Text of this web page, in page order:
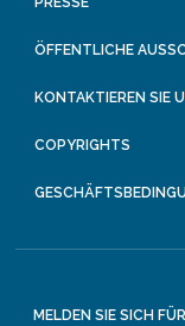
ÖFFENTLICHE
KONTAKTIEREN SIE
COPYRIGHTS
MELDEN SIE SICH